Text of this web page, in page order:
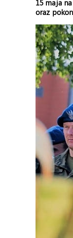
15 maja
oraz